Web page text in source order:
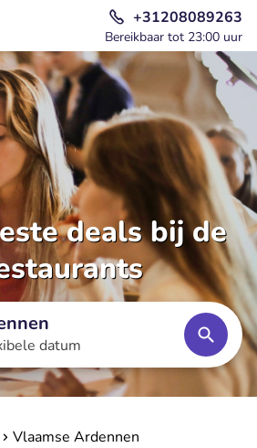
+31208089263
Bereikbaar tot 23:00 uur
deals bij de
datum
Vlaamse Ardennen